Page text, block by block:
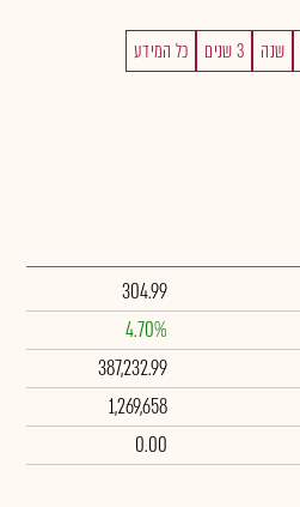
שנה 3 שנים כל המידע
304.99
4.70%
387,232.99
1,269,658
0.00